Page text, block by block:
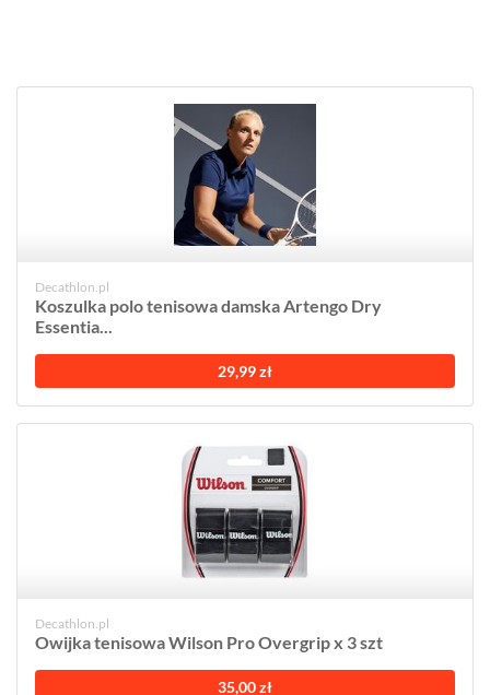
Decathlon.pl
Koszulka polo tenisowa damska Artengo Dry
Essentia...
29,99 zł
Decathlon.pl
Owijka tenisowa Wilson Pro Overgrip x 3 szt
35,00 zł